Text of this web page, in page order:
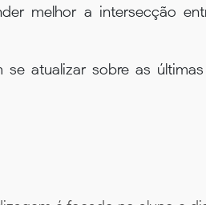
melhor a intersecção
se atualizar sobre as